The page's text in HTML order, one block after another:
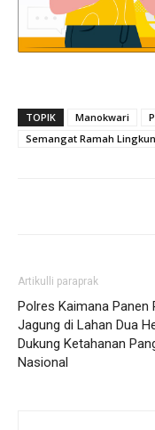
TOPIK Manokwari
Semangat Ramah
Artikulli paraprak
Polres Kaimana Panen
Jagung di Lahan Dua
Dukung Ketahanan
Nasional